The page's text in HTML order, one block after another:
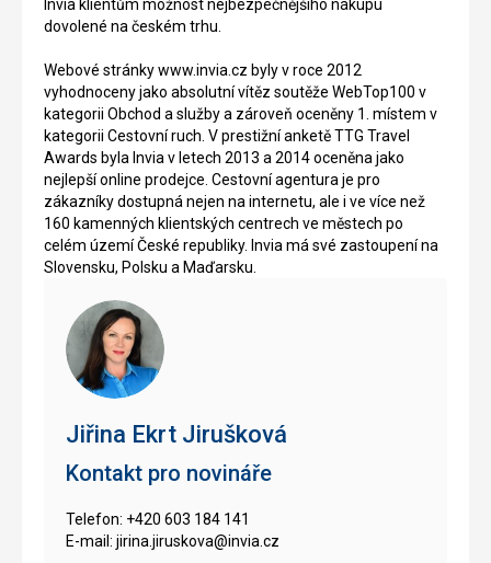
Invia klientům možnost nejbezpečnějšího nákupu
dovolené na českém trhu.
Webové stránky www.invia.cz byly v roce 2012
vyhodnoceny jako absolutní vítěz soutěže WebTop100 v
kategorii Obchod a služby a zároveň oceněny 1. místem v
kategorii Cestovní ruch. V prestižní anketě TTG Travel
Awards byla Invia v letech 2013 a 2014 oceněna jako
nejlepší online prodejce. Cestovní agentura je pro
zákazníky dostupná nejen na internetu, ale i ve více než
160 kamenných klientských centrech ve městech po
celém území České republiky. Invia má své zastoupení na
Slovensku, Polsku a Maďarsku.
Jiřina Ekrt Jirušková
Kontakt pro novináře
Telefon: +420 603 184 141
E-mail: jirina.jiruskova@invia.cz